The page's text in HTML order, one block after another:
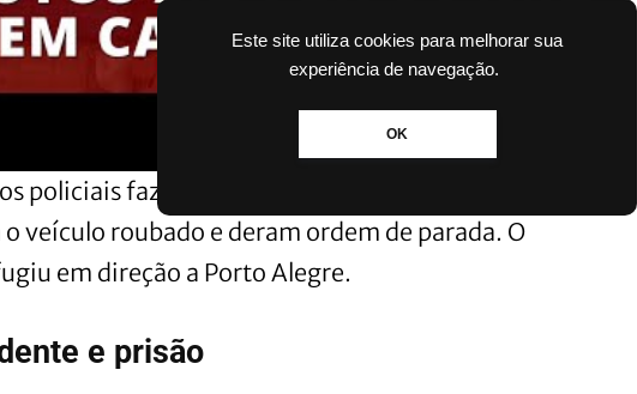
Este site utiliza cookies para melhorar sua
experiência de navegação.
OK
policiais faziam patrulhamento pela BR-116
veículo roubado e deram ordem de parada. O
em direção a Porto Alegre.
e prisão